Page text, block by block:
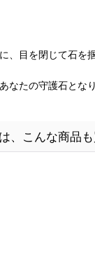
、目を閉じて石を
なたの守護石となり
、こんな商品